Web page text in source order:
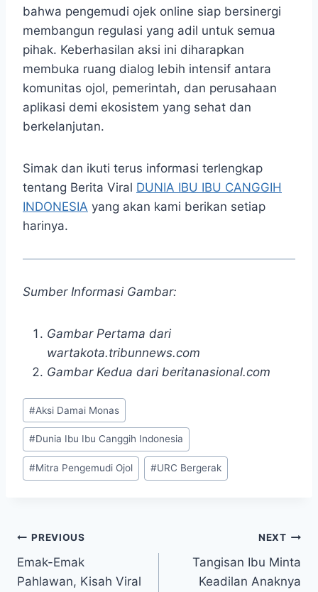
bahwa pengemudi ojek online siap bersinergi
membangun regulasi yang adil untuk semua
pihak. Keberhasilan aksi ini diharapkan
membuka ruang dialog lebih intensif antara
komunitas ojol, pemerintah, dan perusahaan
aplikasi demi ekosistem yang sehat dan
berkelanjutan.​
Simak dan ikuti terus informasi terlengkap
tentang Berita Viral DUNIA IBU IBU CANGGIH
INDONESIA yang akan kami berikan setiap
harinya.
Sumber Informasi Gambar:
Gambar Pertama dari
wartakota.tribunnews.com
Gambar Kedua dari beritanasional.com
Post
Tags:
#Aksi Damai Monas
#Dunia Ibu Ibu Canggih Indonesia
#Mitra Pengemudi Ojol #URC Bergerak
Post
navigation
PREVIOUS
Emak-Emak
Pahlawan, Kisah Viral
NEXT
Tangisan Ibu Minta
Keadilan Anaknya